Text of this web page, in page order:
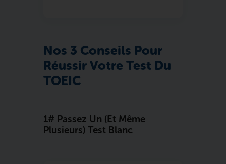
Nos 3 Conseils Pour
Réussir Votre Test Du
TOEIC
1# Passez Un (et Même
Plusieurs) Test Blanc